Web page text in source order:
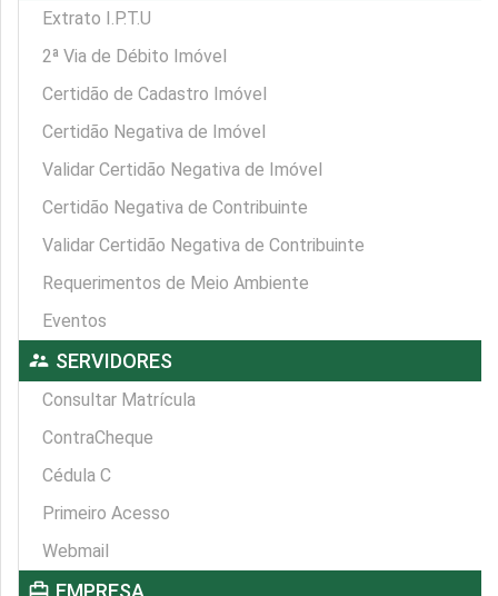
Extrato I.P.T.U
2ª Via de Débito Imóvel
Certidão de Cadastro Imóvel
Certidão Negativa de Imóvel
Validar Certidão Negativa de Imóvel
Certidão Negativa de Contribuinte
Validar Certidão Negativa de Contribuinte
Requerimentos de Meio Ambiente
Eventos
supervisor_account SERVIDORES
Consultar Matrícula
ContraCheque
Cédula C
Primeiro Acesso
Webmail
card_travel EMPRESA